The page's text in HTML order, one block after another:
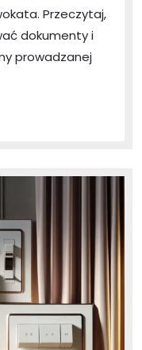
Przeczytaj,
dokumenty i
prowadzanej